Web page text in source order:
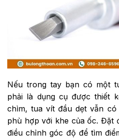
Nếu trong tay bạn có một
phải là dụng cụ được thiết
chìm, tua vít đầu dẹt vẫn
phù hợp với khe của ốc. Đặt
điều chỉnh góc độ để tìm